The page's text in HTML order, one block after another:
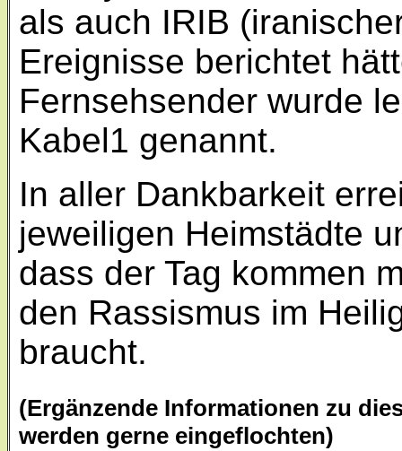
als auch IRIB
Ereignisse berichtet
Fernsehsender wurde
Kabel1 genannt.
In aller Dankbarkeit
jeweiligen Heimstädte
dass der Tag kommen
den Rassismus im
braucht.
(Ergänzende Informationen zu
werden gerne eingeflochten)